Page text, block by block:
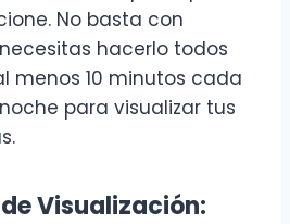
No basta con
hacerlo todos
menos 10 minutos cada
para visualizar tus
Visualización: